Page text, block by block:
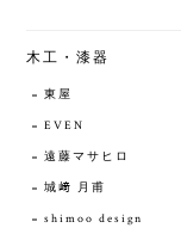
木工・漆器
東屋
EVEN
遠藤マサヒロ
城﨑 月甫
shimoo design